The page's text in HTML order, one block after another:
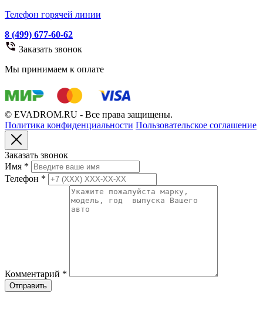
Телефон горячей линии
8 (499) 677-60-62
Заказать звонок
Мы принимаем к оплате
© EVADROM.RU - Все права защищены.
Политика конфиденциальности Пользовательское соглашение
Заказать звонок
Имя *
Телефон *
Комментарий *
Отправить